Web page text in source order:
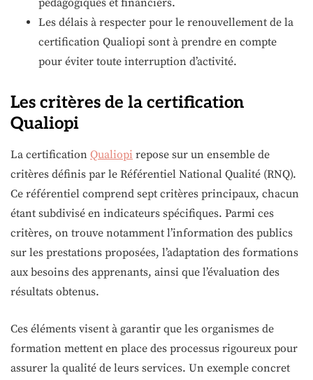
pédagogiques et financiers.
Les délais à respecter pour le renouvellement de la
certification Qualiopi sont à prendre en compte
pour éviter toute interruption d’activité.
Les critères de la certification
Qualiopi
La certification Qualiopi repose sur un ensemble de
critères définis par le Référentiel National Qualité (RNQ).
Ce référentiel comprend sept critères principaux, chacun
étant subdivisé en indicateurs spécifiques. Parmi ces
critères, on trouve notamment l’information des publics
sur les prestations proposées, l’adaptation des formations
aux besoins des apprenants, ainsi que l’évaluation des
résultats obtenus.
Ces éléments visent à garantir que les organismes de
formation mettent en place des processus rigoureux pour
assurer la qualité de leurs services. Un exemple concret